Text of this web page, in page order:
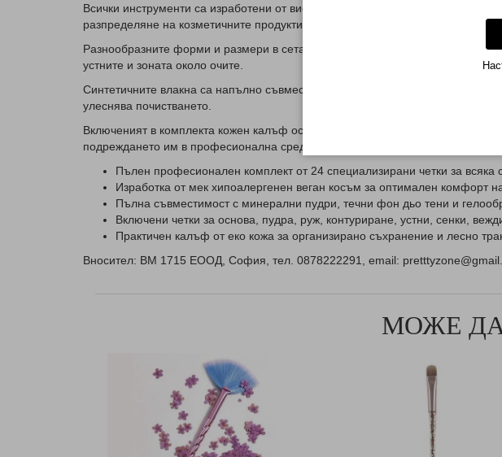
Всички инструменти са изработени от висококачествен веган косъм, който
разпределяне на козметичните продукти.
Разнообразните форми и размери в сета позволяват реализирането на
устните и зоната около очите.
Синтетичните влакна са напълно съвместими с течни, прахообразни,
улеснява почистването.
Включеният в комплекта кожен калъф осигурява надеждна защита от прах
подреждането им в професионална среда или при пътуване.
Пълен професионален комплект от 24 специализирани четки за всяка
Изработка от мек хипоалергенен веган косъм за оптимален комфорт
Пълна съвместимост с минерални пудри, течни фон дьо тени и
Включени четки за основа, пудра, руж, контуриране, устни, сенки,
Практичен калъф от еко кожа за организирано съхранение и лесно
Вносител: ВМ 1715 ЕООД, София, тел. 0878222291, email:
МОЖЕ